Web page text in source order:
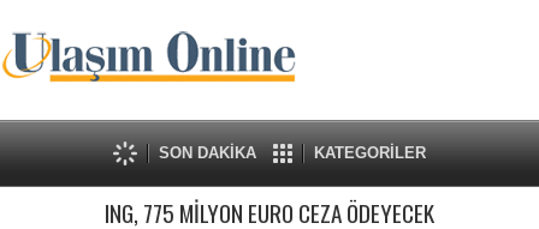
SON DAKİKA KATEGORİLER
ING, 775 MİLYON EURO CEZA ÖDEYECEK